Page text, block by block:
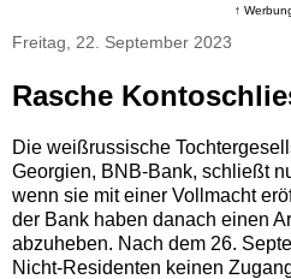
↑
Freitag, 22. September 2023
Rasche
Die weißrussische
Georgien, BNB-Bank, schließt
wenn sie mit einer Vollmacht
der Bank haben danach einen
abzuheben. Nach dem 26.
Nicht-Residenten keinen